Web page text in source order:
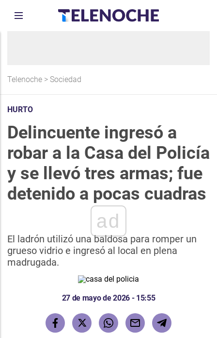
Telenoche > Sociedad
HURTO
Delincuente ingresó a
robar a la Casa del Policía
y se llevó tres armas; fue
detenido a pocas cuadras
ad
El ladrón utilizó una baldosa para romper un
grueso vidrio e ingresó al local en plena
madrugada.
27 de mayo de 2026 - 15:55